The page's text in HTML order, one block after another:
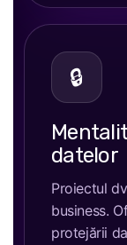
🔒
datelor
Proiectul
business.
protejării